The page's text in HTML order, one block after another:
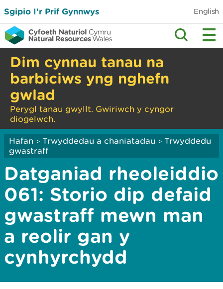
Sgipio I’r Prif Gynnwys English
Dim cynnau tanau na
barbiciws yng nghefn
gwlad
Perygl tanau gwyllt. Gwiriwch y cyngor
diogelwch.
Hafan > Trwyddedau a chaniatadau > Trwyddedu
gwastraff
Datganiad rheoleiddio
061: Storio dip defaid
gwastraff mewn man
a reolir gan y
cynhyrchydd